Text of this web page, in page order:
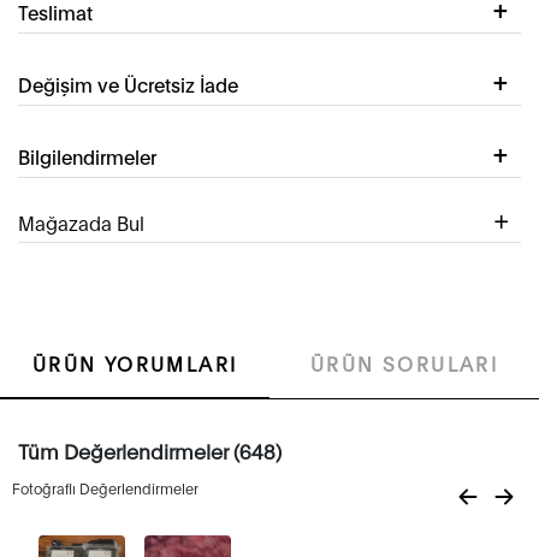
Teslimat
Değişim ve Ücretsiz İade
Bilgilendirmeler
Mağazada Bul
ÜRÜN YORUMLARI ÜRÜN SORULARI
Tüm Değerlendirmeler (648)
Fotoğraflı Değerlendirmeler